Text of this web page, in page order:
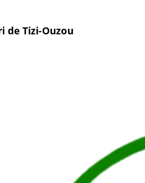
de Tizi-Ouzou